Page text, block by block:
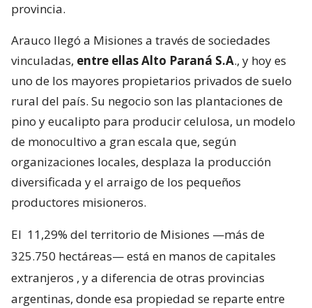
provincia.
Arauco llegó a Misiones a través de sociedades
vinculadas, entre ellas Alto Paraná S.A., y hoy es
uno de los mayores propietarios privados de suelo
rural del país. Su negocio son las plantaciones de
pino y eucalipto para producir celulosa, un modelo
de monocultivo a gran escala que, según
organizaciones locales, desplaza la producción
diversificada y el arraigo de los pequeños
productores misioneros.
El 11,29% del territorio de Misiones —más de
325.750 hectáreas— está en manos de capitales
extranjeros , y a diferencia de otras provincias
argentinas, donde esa propiedad se reparte entre